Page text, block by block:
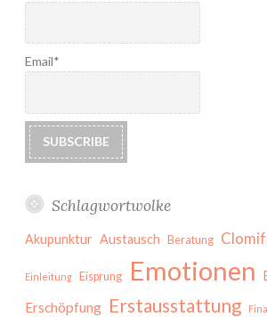
Email*
Schlagwortwolke
Akupunktur Austausch Beratung
Einleitung Eisprung Emotionen
Erschöpfung Erstausstattung